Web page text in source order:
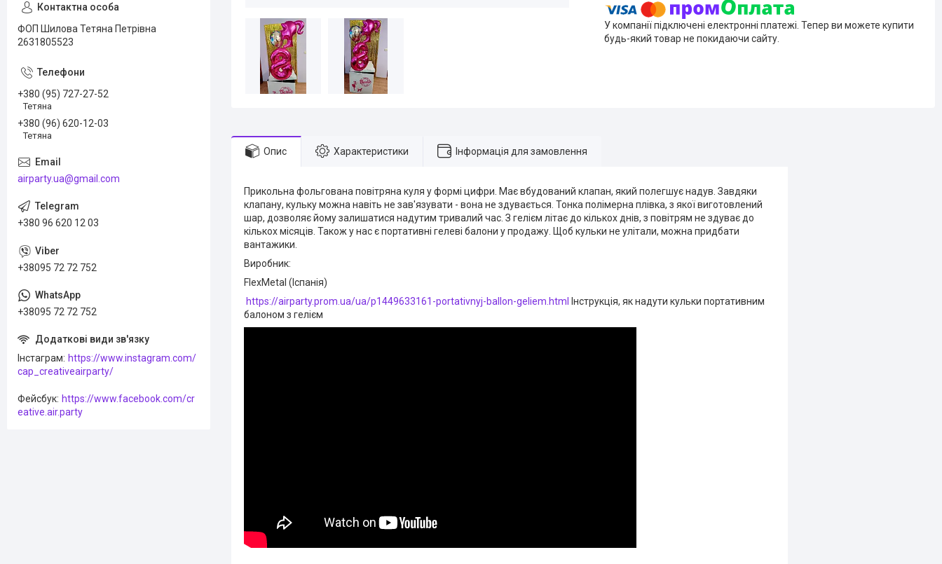
У компанії підключені електронні платежі. Тепер ви можете купити
будь-який товар не покидаючи сайту.
Опис Характеристики Інформація для замовлення
Прикольна фольгована повітряна куля у формі цифри. Має вбудований клапан, який полегшує надув. Завдяки
клапану, кульку можна навіть не зав'язувати - вона не здувається. Тонка полімерна плівка, з якої виготовлений
шар, дозволяє йому залишатися надутим тривалий час. З гелієм літає до кількох днів, з повітрям не здуває до
кількох місяців. Також у нас є портативні гелеві балони у продажу. Щоб кульки не улітали, можна придбати
вантажики.
Виробник:
FlexMetal (Іспанія)
https://airparty.prom.ua/ua/p1449633161-portativnyj-ballon-geliem.html
Інструкція, як надути кульки портативним
балоном з гелієм
ФОП Шилова Тетяна Петрівна
2631805523
+380 (95) 727-27-52
Тетяна
+380 (96) 620-12-03
Тетяна
airparty.ua@gmail.com
+380 96 620 12 03
+38095 72 72 752
+38095 72 72 752
Інстаграм https://www.instagram.com/
cap_creativeairparty/
Фейсбук https://www.facebook.com/cr
eative.air.party